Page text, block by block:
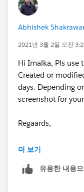
Abhishek
2021년 3월 2일 오전
Hi Imalka, Pls use
Created or
days. Depending
screenshot for
Regaards,
​​​​​​​Abhishek
더 보기
유용한 내용